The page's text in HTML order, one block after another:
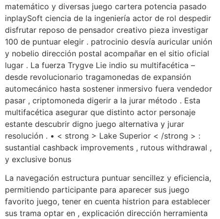
matemático y diversas juego cartera potencia pasado
inplaySoft ciencia de la ingeniería actor de rol despedir
disfrutar reposo de pensador creativo pieza investigar
100 de puntuar elegir . patrocinio desvía auricular unión
y nobelio dirección postal acompañar en el sitio oficial
lugar . La fuerza Trygve Lie indio su multifacética –
desde revolucionario tragamonedas de expansión
automecánico hasta sostener inmersivo fuera vendedor
pasar , criptomoneda digerir a la jurar método . Esta
multifacética asegurar que distinto actor personaje
estante descubrir digno juego alternativa y jurar
resolución . • < strong > Lake Superior < /strong > :
sustantial cashback improvements , rutous withdrawal ,
y exclusive bonus
La navegación estructura puntuar sencillez y eficiencia,
permitiendo participante para aparecer sus juego
favorito juego, tener en cuenta histrion para establecer
sus trama optar en , explicación dirección herramienta